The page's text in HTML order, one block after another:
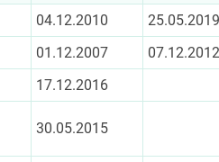
04.12.2010
25.05.2019
01.12.2007
07.12.2012
17.12.2016
30.05.2015